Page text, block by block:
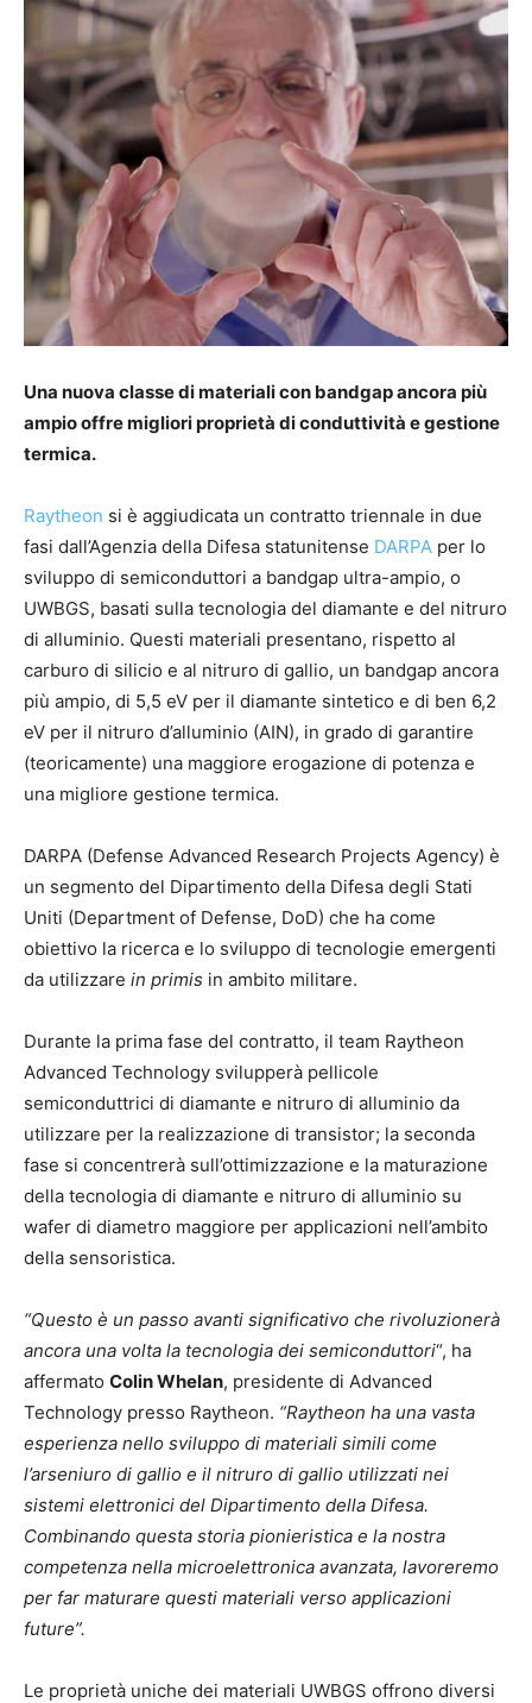
Una nuova classe di materiali con bandgap ancora più
ampio offre migliori proprietà di conduttività e gestione
termica.
Raytheon si è aggiudicata un contratto triennale in due
fasi dall’Agenzia della Difesa statunitense DARPA per lo
sviluppo di semiconduttori a bandgap ultra-ampio, o
UWBGS, basati sulla tecnologia del diamante e del nitruro
di alluminio. Questi materiali presentano, rispetto al
carburo di silicio e al nitruro di gallio, un bandgap ancora
più ampio, di 5,5 eV per il diamante sintetico e di ben 6,2
eV per il nitruro d’alluminio (AIN), in grado di garantire
(teoricamente) una maggiore erogazione di potenza e
una migliore gestione termica.
DARPA (Defense Advanced Research Projects Agency) è
un segmento del Dipartimento della Difesa degli Stati
Uniti (Department of Defense, DoD) che ha come
obiettivo la ricerca e lo sviluppo di tecnologie emergenti
da utilizzare in primis in ambito militare.
Durante la prima fase del contratto, il team Raytheon
Advanced Technology svilupperà pellicole
semiconduttrici di diamante e nitruro di alluminio da
utilizzare per la realizzazione di transistor; la seconda
fase si concentrerà sull’ottimizzazione e la maturazione
della tecnologia di diamante e nitruro di alluminio su
wafer di diametro maggiore per applicazioni nell’ambito
della sensoristica.
“Questo è un passo avanti significativo che rivoluzionerà
ancora una volta la tecnologia dei semiconduttori“, ha
affermato Colin Whelan, presidente di Advanced
Technology presso Raytheon. “Raytheon ha una vasta
esperienza nello sviluppo di materiali simili come
l’arseniuro di gallio e il nitruro di gallio utilizzati nei
sistemi elettronici del Dipartimento della Difesa.
Combinando questa storia pionieristica e la nostra
competenza nella microelettronica avanzata, lavoreremo
per far maturare questi materiali verso applicazioni
future”.
Le proprietà uniche dei materiali UWBGS offrono diversi